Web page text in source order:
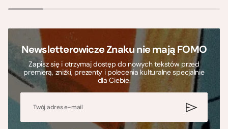
Newsletterowicze Znaku nie mają FOMO
Zapisz się i otrzymaj dostęp do nowych tekstów przed
premierą, zniżki, prezenty i polecenia kulturalne specjalnie
dla Ciebie.